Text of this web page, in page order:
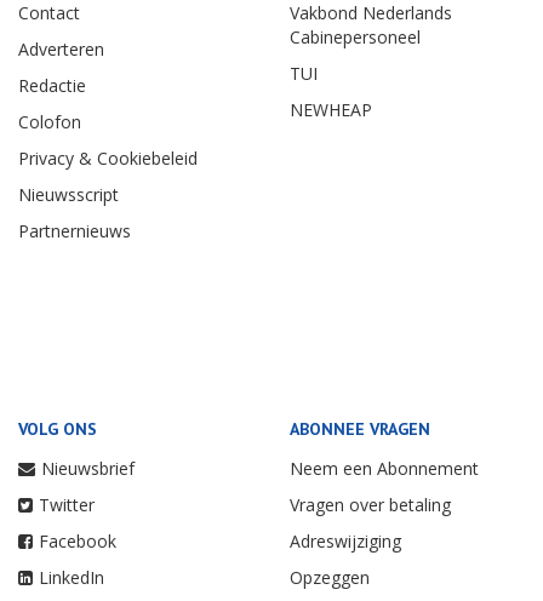
Contact
Adverteren
Redactie
Colofon
Privacy & Cookiebeleid
Nieuwsscript
Partnernieuws
Vakbond Nederlands
Cabinepersoneel
TUI
NEWHEAP
VOLG ONS
Nieuwsbrief
Twitter
Facebook
LinkedIn
ABONNEE VRAGEN
Neem een Abonnement
Vragen over betaling
Adreswijziging
Opzeggen